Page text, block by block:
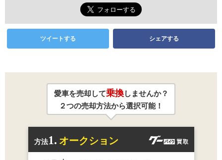
ツイートする シェアする
愛車を売却して乗換しませんか？
２つの売却方法から選択可能！
方法1. オークション